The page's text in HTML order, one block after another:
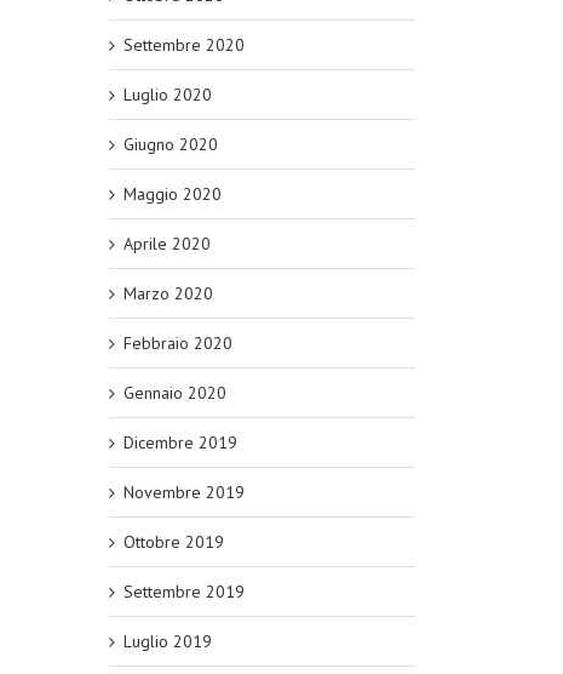
Settembre 2020
Luglio 2020
Giugno 2020
Maggio 2020
Aprile 2020
Marzo 2020
Febbraio 2020
Gennaio 2020
Dicembre 2019
Novembre 2019
Ottobre 2019
Settembre 2019
Luglio 2019